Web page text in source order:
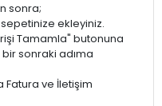
sonra;
ekleyiniz.
Tamamla" butonuna
bir sonraki adıma
ve İletişim